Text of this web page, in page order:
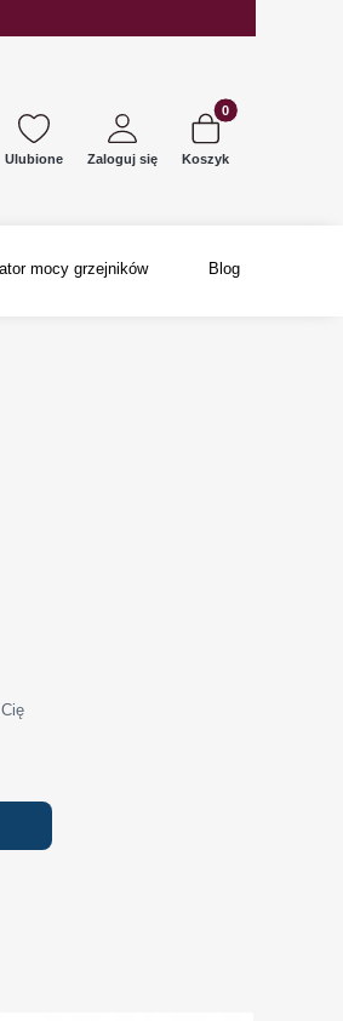
Ulubione Zaloguj się
Produkty w
Koszyk
mocy grzejników Blog